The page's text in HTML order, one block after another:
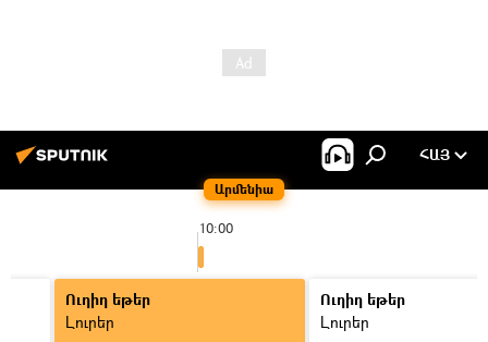
Արմենիա
ՀԱՅ
10:00
Ուղիղ եթեր
Լուրեր
Ուղիղ եթեր
Լուրեր